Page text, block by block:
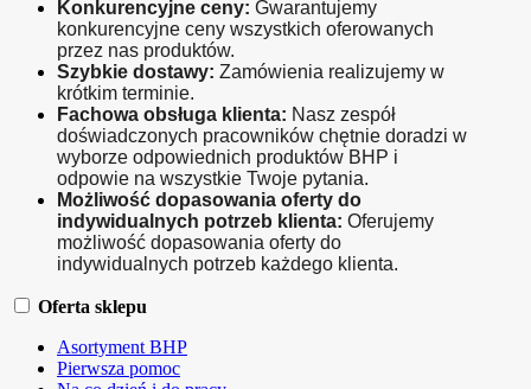
Konkurencyjne ceny: Gwarantujemy
konkurencyjne ceny wszystkich oferowanych
przez nas produktów.
Szybkie dostawy: Zamówienia realizujemy w
krótkim terminie.
Fachowa obsługa klienta: Nasz zespół
doświadczonych pracowników chętnie doradzi w
wyborze odpowiednich produktów BHP i
odpowie na wszystkie Twoje pytania.
Możliwość dopasowania oferty do
indywidualnych potrzeb klienta: Oferujemy
możliwość dopasowania oferty do
indywidualnych potrzeb każdego klienta.
Oferta sklepu
Asortyment BHP
Pierwsza pomoc